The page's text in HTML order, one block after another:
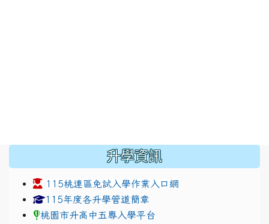
升學資訊
115桃連區免試入學作業入口網
link to https://www.jhjhs.tyc.edu.tw/modules/
115年度各升學管道簡章
桃園市升高中五專入學平台